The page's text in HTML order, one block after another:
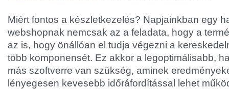
Miért fontos a készletkezelés? Napjainkban egy
webshopnak nemcsak az a feladata, hogy a
az is, hogy önállóan el tudja végezni a
több komponensét. Ez akkor a legoptimálisabb,
más szoftverre van szükség, aminek
lényegesen kevesebb időráfordítással lehet